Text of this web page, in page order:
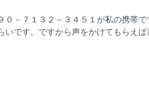
－７１３２－３４５１が私の携帯で
です。ですから声をかけてもらえ